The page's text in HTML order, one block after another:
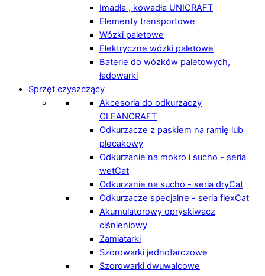
Imadła , kowadła UNICRAFT
Elementy transportowe
Wózki paletowe
Elektryczne wózki paletowe
Baterie do wózków paletowych,
ładowarki
Sprzęt czyszczący
Akcesoria do odkurzaczy
CLEANCRAFT
Odkurzacze z paskiem na ramię lub
plecakowy
Odkurzanie na mokro i sucho - seria
wetCat
Odkurzanie na sucho - seria dryCat
Odkurzacze specjalne - seria flexCat
Akumulatorowy opryskiwacz
ciśnieniowy
Zamiatarki
Szorowarki jednotarczowe
Szorowarki dwuwalcowe